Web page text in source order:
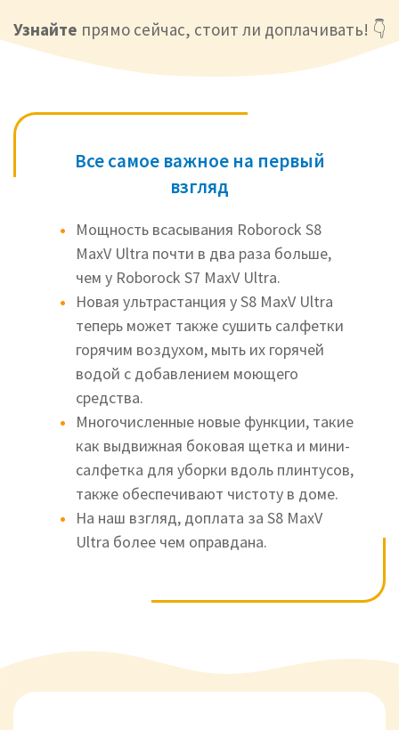
Узнайте прямо сейчас, стоит ли доплачивать! 👇
Все самое важное на первый
взгляд
Мощность всасывания Roborock S8
MaxV Ultra почти в два раза больше,
чем у Roborock S7 MaxV Ultra.
Новая ультрастанция у S8 MaxV Ultra
теперь может также сушить салфетки
горячим воздухом, мыть их горячей
водой с добавлением моющего
средства.
Многочисленные новые функции, такие
как выдвижная боковая щетка и мини-
салфетка для уборки вдоль плинтусов,
также обеспечивают чистоту в доме.
На наш взгляд, доплата за S8 MaxV
Ultra более чем оправдана.